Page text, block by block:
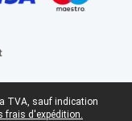
TVA, sauf indication
frais d'expédition.